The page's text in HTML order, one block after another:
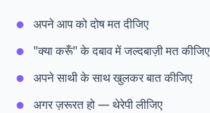
अपने आप को दोष मत दीजिए
"क्या करूँ" के दबाव में जल्दबाज़ी मत कीजिए
अपने साथी के साथ खुलकर बात कीजिए
अगर ज़रूरत हो — थेरेपी लीजिए